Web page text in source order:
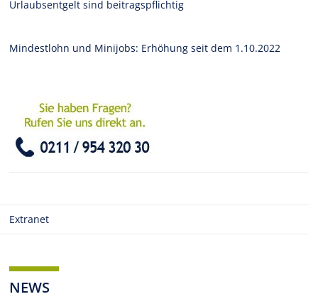
Urlaubsentgelt sind beitragspflichtig
Mindestlohn und Minijobs: Erhöhung seit dem 1.10.2022
Extranet
NEWS